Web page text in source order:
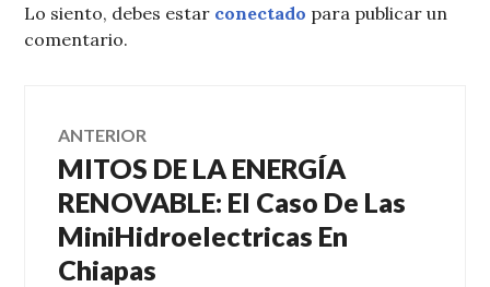
Lo siento, debes estar conectado para publicar un
comentario.
Navegación
de
entradas
ANTERIOR
Entrada
anterior:
MITOS DE LA ENERGÍA
RENOVABLE: El Caso De Las
MiniHidroelectricas En
Chiapas